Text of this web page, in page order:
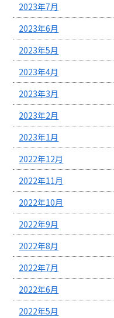
2023年7月
2023年6月
2023年5月
2023年4月
2023年3月
2023年2月
2023年1月
2022年12月
2022年11月
2022年10月
2022年9月
2022年8月
2022年7月
2022年6月
2022年5月